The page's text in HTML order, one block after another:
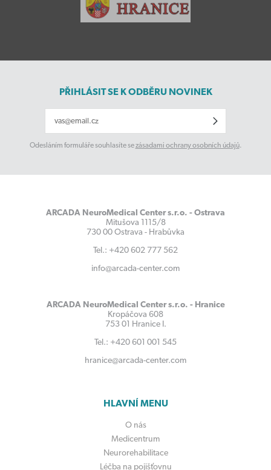
PŘIHLÁSIT SE K ODBĚRU NOVINEK
Odesláním formuláře souhlasíte sezásadami ochrany osobních údajů.
ARCADA NeuroMedical Center s.r.o. - Ostrava
Mitušova 1115/8
730 00 Ostrava - Hrabůvka
Tel.: +420 602 777 562
info@arcada-center.com
ARCADA NeuroMedical Center s.r.o. - Hranice
Kropáčova 608
753 01 Hranice I.
Tel.: +420 601 001 545
hranice@arcada-center.com
HLAVNÍ MENU
O nás
Medicentrum
Neurorehabilitace
Léčba na pojišťovnu